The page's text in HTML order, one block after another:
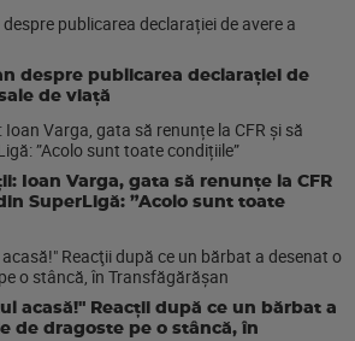
despre publicarea declarației de
de viață
Ioan Varga, gata să renunțe la CFR
SuperLigă: ”Acolo sunt toate
acasă!" Reacţii după ce un bărbat a
de dragoste pe o stâncă, în